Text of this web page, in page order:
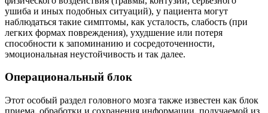
ушиба и иных подобных ситуаций), у пациента могут
наблюдаться такие симптомы, как усталость, слабость (при
легких формах повреждения), ухудшение или потеря
способности к запоминанию и сосредоточенности,
эмоциональная неустойчивость и так далее.
Операциональный блок
Этот особый раздел головного мозга также известен как блок